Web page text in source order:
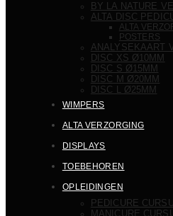
BY LA NATURE
ALTA DISC
ALTA
POSTERS
ANALYSEKAART
DISC XS Ø10MM
DISC S Ø15MM
DISC M Ø20MM
DISC L Ø25MM
WIMPERS
ALTA VERZORGING
DISPLAYS
TOEBEHOREN
OPLEIDINGEN
PEDICURE
MANICURE